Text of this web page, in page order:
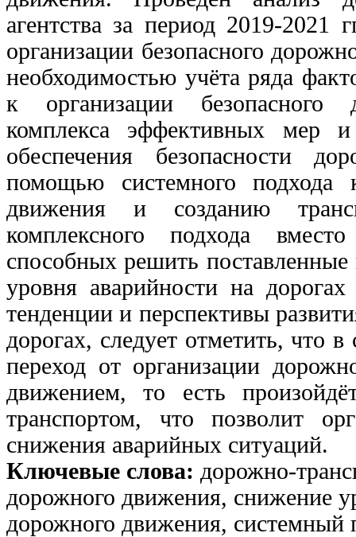
агентства за период 2019-2021
организации безопасного
необходимостью учёта ряда
к организации безопасного
комплекса эффективных мер
обеспечения безопасности
помощью системного подхода
движения и созданию
комплексного подхода
способных решить
уровня аварийности на
тенденции и перспективы
дорогах, следует отметить, что
переход от организации
движением, то есть
транспортом, что позволит
снижения аварийных ситуаций.
Ключевые слова: дорожно-
дорожного движения, снижение
дорожного движения, системный